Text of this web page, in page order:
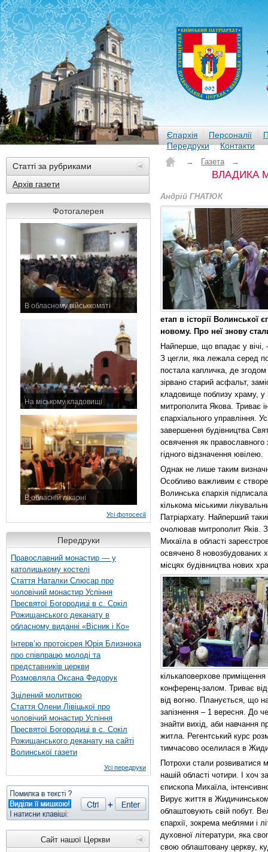
Єпархія Персоналії
Передруки
Контакти
Статті за рубриками
Архів газети
Фотогалерея
В обласному військкоматі
На міському кладовищі
В обласній лікарні
Усі фотосесії
Передруки
Православний монастир — у
католицькому костелі
Стаття Наталки Слюсар про
чоловічий монастир Успіння
Пресвятої Богородиці в с. Сокіл
Рожищанського деканату в
обласному виданні «Вісник і Ко»
Інтерв’ю протоієрея Юрія Близнюка
про співпрацю молоді та
представників церкви
Розмовляла Оксана Федорук
Зцілений молитвою
Стаття Олени Лівіцької про
чоловічий монастир Успіння
Пресвятої Богородиці в с. Сокіл
Рожищанського деканату на сайті
Волинської газети
Усі передруки
Сайт нашої Церкви
→ Газета →
ВЛАДИКА
Андрій ГНАТЮК
етап в історії Волинської
новому. Про неї знову
Найперше, що впадає у вічі,
З цегли, яка лежала серед
постала капличка, де
зірвано старий асфальт,
кладовище поблизу храму, у
митрополита Якова. Триває
єпархіального управління.
завершення будівництва
освячення як православного
гідного відзначення ювілею.
Однак не лише таким
Особливо важливим є
Волинська єпархія
кількома міськими
Патріархату. Найперший
очолював митрополит Яків.
Михаїла в області
освячено 8 новозбудованих
місцях будівництва нових
кількаповерхове
конференц-залом. Триває
від вогню. Планується, що
запізнення – 1 вересня. До
знайти вихід, аби навчання
житла. Регентський курс
тимчасово оселилася в
Потрохи стали розвиватися
нашій області чотири. І хоч
єпископа Михаїла,
Вирує життя в
облаштовують свій побут.
єпархії, зокрема меблями і
духовної літератури, яка
свою облаштовану церкву,